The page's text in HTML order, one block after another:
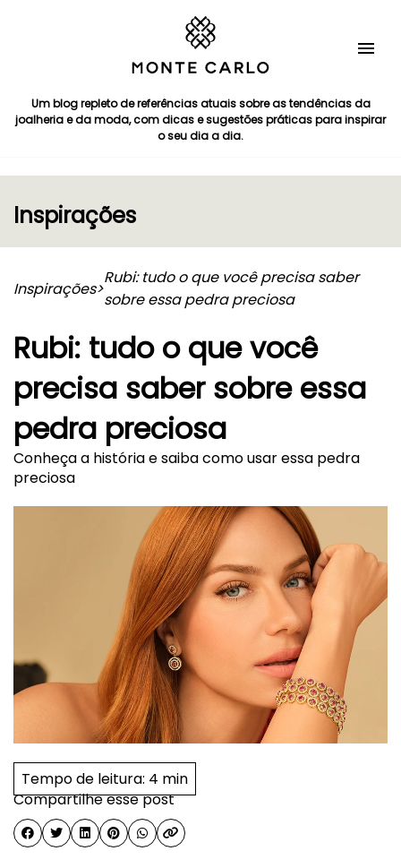
Um blog repleto de referências atuais sobre as tendências da
joalheria e da moda, com dicas e sugestões práticas para inspirar
o seu dia a dia.
Inspirações
Inspirações>
Rubi: tudo o que você precisa saber
sobre essa pedra preciosa
Rubi: tudo o que você
precisa saber sobre essa
pedra preciosa
Conheça a história e saiba como usar essa pedra
preciosa
Compartilhe esse post
Tempo de leitura: 4 min